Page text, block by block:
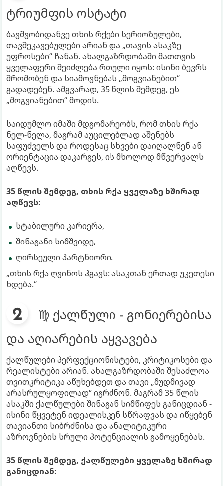
ტრიუმფის ოსტატი
ბავშვობიდანვე თხის რქები სერიოზულები,
თავშეკავებულები არიან და „თავის ასაკზე
უფროსები“ ჩანან. ახალგაზრდობაში მათთვის
ყველაფერი შეიძლება რთული იყოს: ისინი ბევრს
შრომობენ და სიამოვნებას „მოგვიანებით“
გადადებენ. ამგვარად, 35 წლის შემდეგ, ეს
„მოგვიანებით“ მოდის.
საიდუმლო იმაში მდგომარეობს, რომ თხის რქა
ნელ-ნელა, მაგრამ აუცილებლად აშენებს
საფუძველს და როდესაც სხვები დაიღალნენ ან
ორიენტაცია დაკარგეს, ის მხოლოდ მწვერვალს
აღწევს.
35 წლის შემდეგ, თხის რქა ყველაზე ხშირად
აღწევს:
სტაბილური კარიერა,
შინაგანი სიმშვიდე,
ღირსეული პარტნიორი.
„თხის რქა ღვინოს ჰგავს: ასაკთან ერთად უკეთესი
ხდება.“
♍ ქალწული - გონიერებისა
და აღიარების აყვავება
ქალწულები პერფექციონისტები, კრიტიკოსები და
რეალისტები არიან. ახალგაზრდობაში შესაძლოა
თვითკრიტიკა აწუხებდეთ და თავი „მუდმივად
არასრულყოფილად“ იგრძნონ. მაგრამ 35 წლის
ასაკში ქალწულები შინაგან სიმწიფეს განიცდიან -
ისინი წყვეტენ იდეალისკენ სწრაფვას და იწყებენ
თავიანთი სიბრძნისა და ანალიტიკური
აზროვნების სრული პოტენციალის გამოყენებას.
35 წლის შემდეგ, ქალწულები ყველაზე ხშირად
განიცდიან: